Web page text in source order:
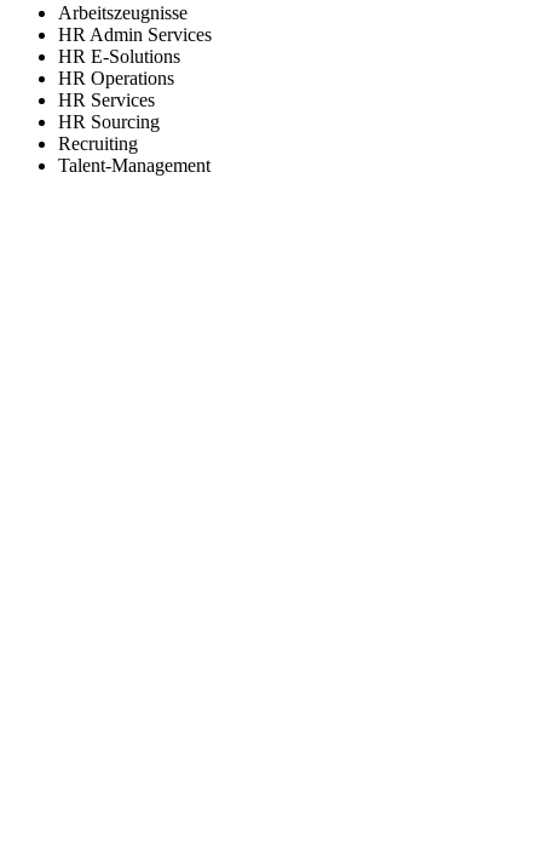
Arbeitszeugnisse
HR Admin Services
HR E-Solutions
HR Operations
HR Services
HR Sourcing
Recruiting
Talent-Management